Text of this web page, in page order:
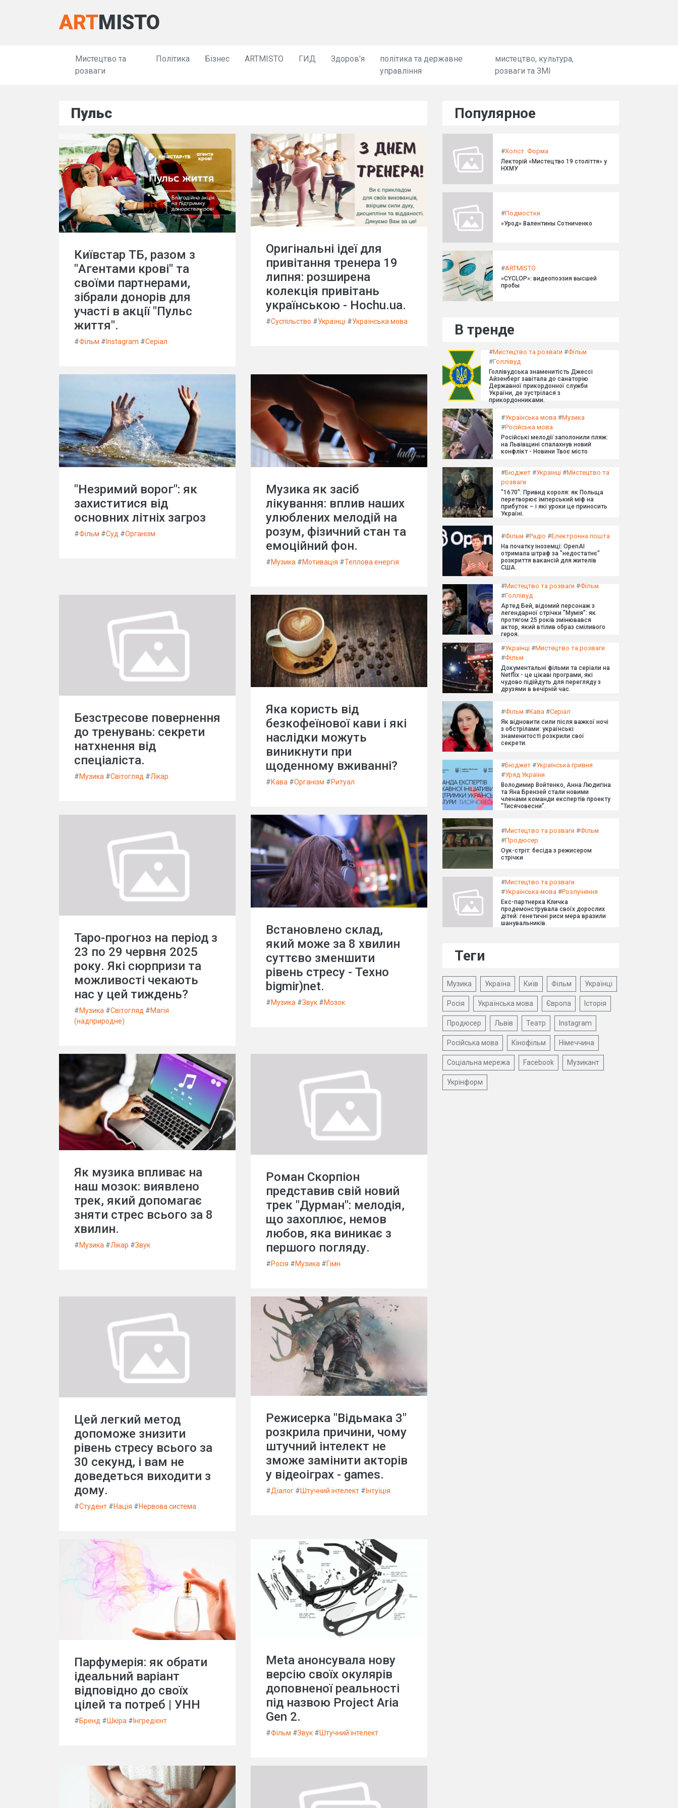
ARTMISTO
Мистецтво та
розваги
Політика Бізнес ARTMISTO ГИД Здоров'я
політика та державне
управління
мистецтво, культура,
розваги та ЗМІ
Пульс
Київстар ТБ, разом з
"Агентами крові" та
своїми партнерами,
зібрали донорів для
участі в акції "Пульс
життя".
#Фільм # Instagram #Серіал
Оригінальні ідеї для
привітання тренера 19
липня: розширена
колекція привітань
українською - Hochu.ua.
#Суспільство #Українці #Українська мова
"Незримий ворог": як
захиститися від
основних літніх загроз
#Фільм #Суд #Організм
Музика як засіб
лікування: вплив наших
улюблених мелодій на
розум, фізичний стан та
емоційний фон.
#Музика #Мотивація #Теплова енергія
Безстресове повернення
до тренувань: секрети
натхнення від
спеціаліста.
#Музика #Світогляд #Лікар
Яка користь від
безкофеїнової кави і які
наслідки можуть
виникнути при
щоденному вживанні?
#Кава #Організм #Ритуал
Таро-прогноз на період з
23 по 29 червня 2025
року. Які сюрпризи та
можливості чекають
нас у цей тиждень?
#Музика #Світогляд #Магія
(надприродне)
Встановлено склад,
який може за 8 хвилин
суттєво зменшити
рівень стресу - Техно
bigmir)net.
#Музика #Звук #Мозок
Як музика впливає на
наш мозок: виявлено
трек, який допомагає
зняти стрес всього за 8
хвилин.
#Музика #Лікар #Звук
Роман Скорпіон
представив свій новий
трек "Дурман": мелодія,
що захоплює, немов
любов, яка виникає з
першого погляду.
#Росія #Музика #Гімн
Цей легкий метод
допоможе знизити
рівень стресу всього за
30 секунд, і вам не
доведеться виходити з
дому.
#Студент #Нація #Нервова система
Режисерка "Відьмака 3"
розкрила причини, чому
штучний інтелект не
зможе замінити акторів
у відеоіграх - games.
#Діалог #Штучний інтелект # Інтуїція
Парфумерія: як обрати
ідеальний варіант
відповідно до своїх
цілей та потреб | УНН
#Бренд #Шкіра # Інгредієнт
Meta анонсувала нову
версію своїх окулярів
доповненої реальності
під назвою Project Aria
Gen 2.
#Фільм #Звук #Штучний інтелект
Популярное
#Холст. Форма
Лекторій «Мистецтво 19 століття» у
НХМУ
#Подмостки
»Урод» Валентины Сотниченко
#ARTMISTO
»CYCLOP»: видеопоэзия высшей
пробы
В тренде
#Мистецтво та розваги #Фільм
#Голлівуд
Голлівудська знаменитість Джессі
Айзенберг завітала до санаторію
Державної прикордонної служби
України, де зустрілася з
прикордонниками.
#Українська мова #Музика
#Російська мова
Російські мелодії заполонили пляж:
на Львівщині спалахнув новий
конфлікт - Новини Твоє місто
#Бюджет #Українці #Мистецтво та
розваги
"1670": Привид короля: як Польща
перетворює імперський міф на
прибуток – і які уроки це приносить
Україні.
#Фільм #Радіо #Електронна пошта
На початку іноземці: OpenAI
отримала штраф за "недостатнє"
розкриття вакансій для жителів
США.
#Мистецтво та розваги #Фільм
#Голлівуд
Артед Бей, відомий персонаж з
легендарної стрічки "Мумія": як
протягом 25 років змінювався
актор, який втілив образ сміливого
героя.
#Українці #Мистецтво та розваги
#Фільм
Документальні фільми та серіали на
Netflix - це цікаві програми, які
чудово підійдуть для перегляду з
друзями в вечірній час.
#Фільм #Кава #Серіал
Як відновити сили після важкої ночі
з обстрілами: українські
знаменитості розкрили свої
секрети.
#Бюджет #Українська гривня
#Уряд України
Володимир Войтенко, Анна Людигіна
та Яна Брензей стали новими
членами команди експертів проекту
"Тисячовесни".
#Мистецтво та розваги #Фільм
#Продюсер
Оук-стріт: бесіда з режисером
стрічки
#Мистецтво та розваги
#Українська мова #Розлучення
Екс-партнерка Кличка
продемонструвала своїх дорослих
дітей: генетичні риси мера вразили
шанувальників.
Теги
Музика Україна Київ Фільм Українці
Росія Українська мова Європа Історія
Продюсер Львів Театр Instagram
Російська мова Кінофільм Німеччина
Соціальна мережа Facebook Музикант
Укрінформ